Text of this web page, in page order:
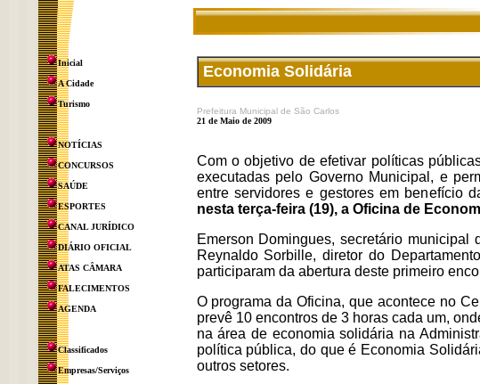
Inicial
A Cidade
Turismo
NOTÍCIAS
CONCURSOS
SAÚDE
ESPORTES
CANAL JURÍDICO
DIÁRIO OFICIAL
ATAS CÂMARA
FALECIMENTOS
AGENDA
Classificados
Empresas/Serviços
Economia Solidária
Prefeitura Municipal de São Carlos
21 de Maio de 2009
Com o objetivo de efetivar políticas
executadas pelo Governo Municipal, e
entre servidores e gestores em benefício
nesta terça-feira (19), a Oficina de
Emerson Domingues, secretário
Reynaldo Sorbille, diretor do
participaram da abertura deste primeiro
O programa da Oficina, que acontece no
prevê 10 encontros de 3 horas cada um,
na área de economia solidária na
política pública, do que é Economia
outros setores.